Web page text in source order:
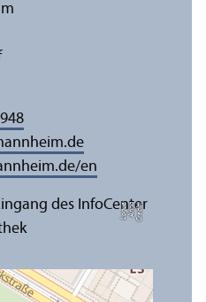
C
r
e
di
t:
A
n
n
a
L
o
g
u
e
en